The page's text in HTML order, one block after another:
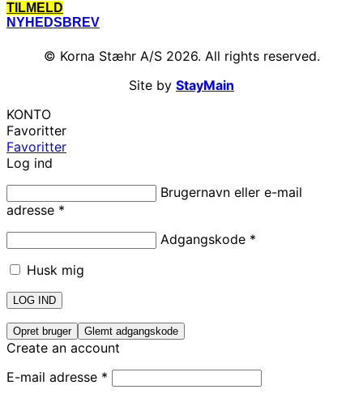
TILMELD
NYHEDSBREV
© Korna Stæhr A/S 2026. All rights reserved.
Site by StayMain
KONTO
Favoritter
Favoritter
Log ind
Brugernavn eller e-mail
adresse *
Adgangskode *
Husk mig
LOG IND
Opret bruger Glemt adgangskode
Create an account
E-mail adresse *